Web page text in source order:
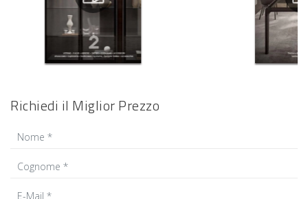
Richiedi il Miglior Prezzo